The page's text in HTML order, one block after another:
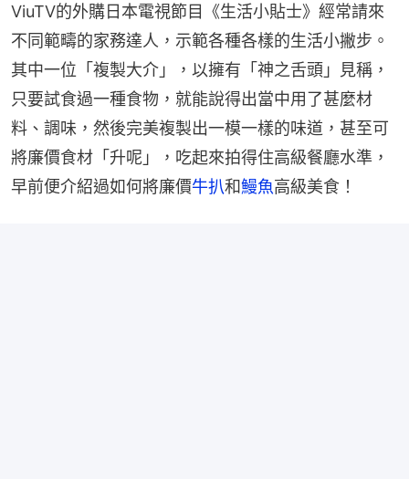
ViuTV的外購日本電視節目《生活小貼士》經常請來
不同範疇的家務達人，示範各種各樣的生活小撇步。
其中一位「複製大介」，以擁有「神之舌頭」見稱，
只要試食過一種食物，就能說得出當中用了甚麼材
料、調味，然後完美複製出一模一樣的味道，甚至可
將廉價食材「升呢」，吃起來拍得住高級餐廳水準，
早前便介紹過如何將廉價牛扒和鰻魚高級美食！